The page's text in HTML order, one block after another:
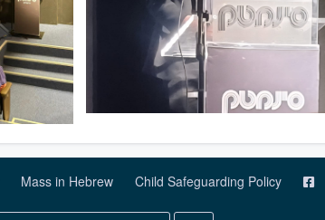
Mass in Hebrew Child Safeguarding Policy